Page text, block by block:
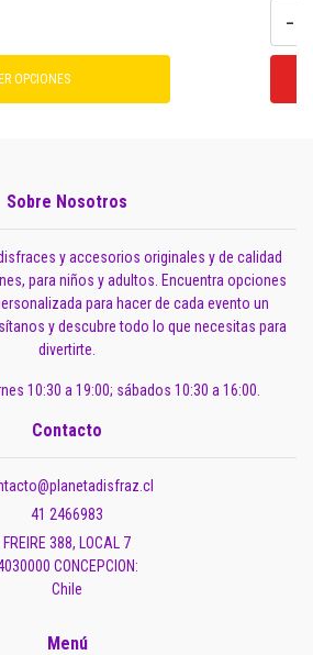
OPCIONES
-
Sobre Nosotros
y accesorios originales y de calidad
para niños y adultos. Encuentra opciones
para hacer de cada evento un
y descubre todo lo que necesitas para
divertirte.
10:30 a 19:00; sábados 10:30 a 16:00.
Contacto
41 2466983
FREIRE 388, LOCAL 7
CONCEPCION:
Chile
Menú